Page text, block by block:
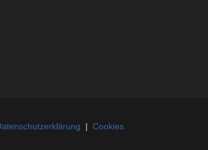
| Cookies